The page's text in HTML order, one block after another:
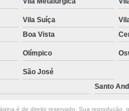
Vila Suíça
Boa Vista
Olímpico
São José
Santo
é de direito reservado. Sua reprodução,